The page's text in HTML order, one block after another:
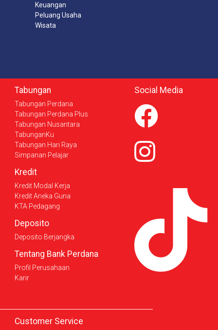
Keuangan
Peluang Usaha
Wisata
Tabungan
Tabungan Perdana
Tabungan Perdana Plus
Tabungan Nusantara
TabunganKu
Tabungan Hari Raya
Simpanan Pelajar
Kredit
Kredit Modal Kerja
Kredit Aneka Guna
KTA Pedagang
Deposito
Deposito Berjangka
Tentang Bank Perdana
Profil Perusahaan
Karir
Social Media
Customer Service